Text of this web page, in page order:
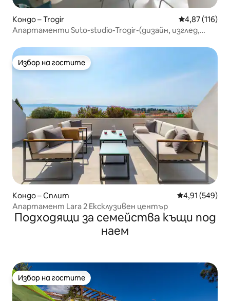
Кондо – Trogir Средна
4,87 (116)
Апартаменти Suto-studio-Trogir-(дизайн, изглед,
Избор на гостите
Избор на гостите
Кондо – Сплит Средна
4,91 (549)
Апартамент Lara 2 Ексклузивен център
Подходящи за семейства къщи под
наем
Избор на гостите
Избор на гостите